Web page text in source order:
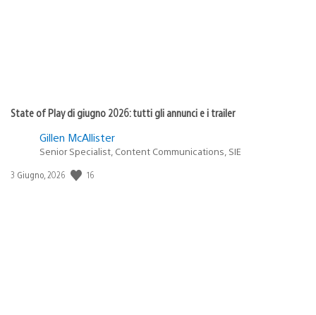
State of Play di giugno 2026: tutti gli annunci e i trailer
Gillen McAllister
Senior Specialist, Content Communications, SIE
Data
3 Giugno, 2026 16